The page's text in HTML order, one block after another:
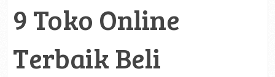
9 Toko Online
Terbaik Beli